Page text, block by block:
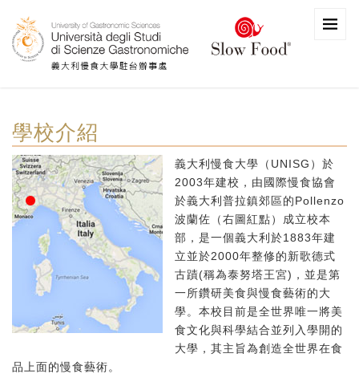
學校介紹
義大利慢食大學（UNISG）於
2003年建校，由國際慢食協會
於義大利普拉鎮郊區的Pollenzo
波蘭佐（右圖紅點）成立校本
部，是一個義大利於1883年建
立並於2000年整修的新歌德式
古蹟(稱為泰努塔王宮)，並是第
一所鑽研美食與慢食藝術的大
學。本校目前是全世界唯一將美
食文化與科學結合並列入學開的
大學，其主旨為創造全世界在食
品上面的慢食藝術。